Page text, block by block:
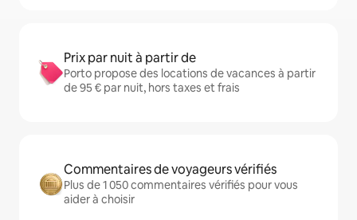
Prix par nuit à partir de
Porto propose des locations de vacances à partir
de 95 € par nuit, hors taxes et frais
Commentaires de voyageurs vérifiés
Plus de 1 050 commentaires vérifiés pour vous
aider à choisir